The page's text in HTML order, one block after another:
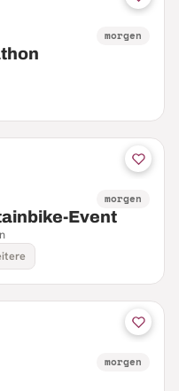
morgen
morgen
Event
morgen